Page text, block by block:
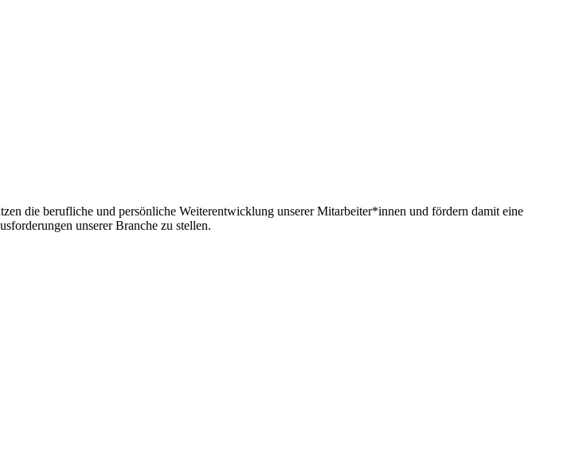
die berufliche und persönliche Weiterentwicklung unserer Mitarbeiter*innen und fördern damit eine
unserer Branche zu stellen.